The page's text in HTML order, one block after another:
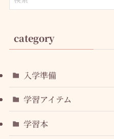
category
入学準備
学習アイテム
学習本